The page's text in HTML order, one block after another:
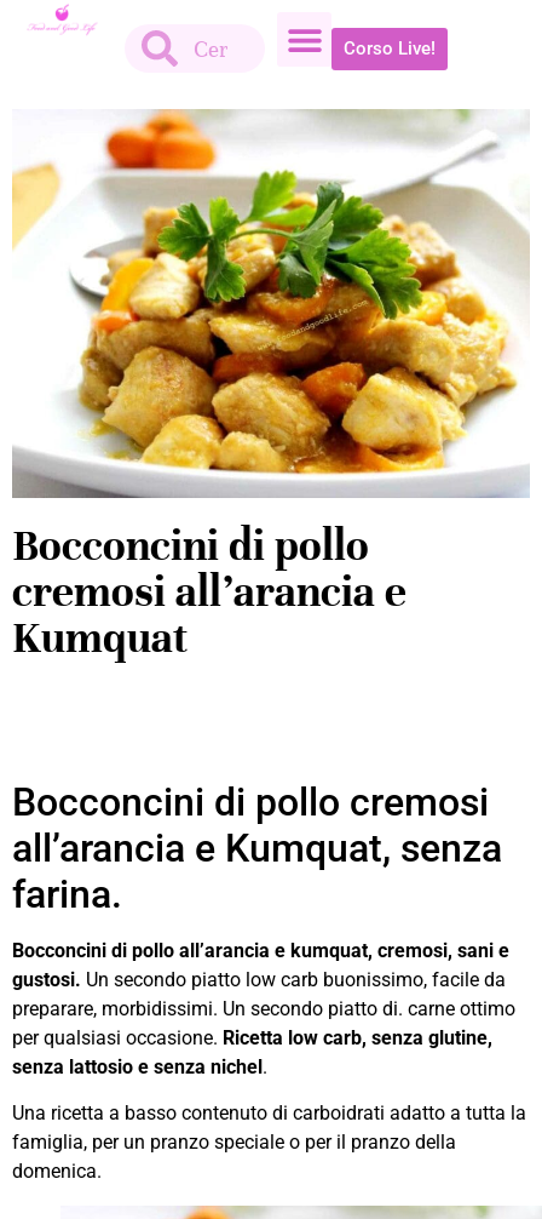
Corso Live!
Bocconcini di pollo
cremosi all’arancia e
Kumquat
Bocconcini di pollo cremosi
all’arancia e Kumquat, senza
farina.
Bocconcini di pollo all’arancia e kumquat, cremosi, sani e
gustosi. Un secondo piatto low carb buonissimo, facile da
preparare, morbidissimi. Un secondo piatto di. carne ottimo
per qualsiasi occasione. Ricetta low carb, senza glutine,
senza lattosio e senza nichel.
Una ricetta a basso contenuto di carboidrati adatto a tutta la
famiglia, per un pranzo speciale o per il pranzo della
domenica.